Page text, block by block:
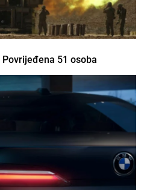
51 osoba